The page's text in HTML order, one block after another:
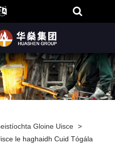
Gloine Uisce >
le haghaidh Cuid Tógála